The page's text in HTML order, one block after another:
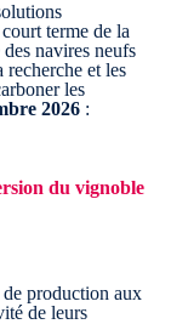
terme de la
navires neufs
recherche et les
les
2026 :
du vignoble
production aux
de leurs